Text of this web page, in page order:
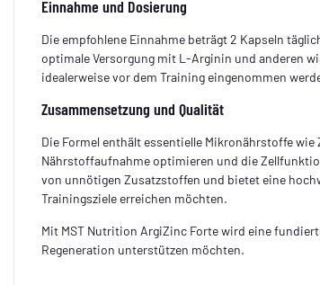
Einnahme und Dosierung
Die empfohlene Einnahme beträgt 2 Kapseln
optimale Versorgung mit L-Arginin und anderen
idealerweise vor dem Training eingenommen
Zusammensetzung und Qualität
Die Formel enthält essentielle Mikronährstoffe
Nährstoffaufnahme optimieren und die
von unnötigen Zusatzstoffen und bietet eine
Trainingsziele erreichen möchten.
Mit MST Nutrition ArgiZinc Forte wird eine
Regeneration unterstützen möchten.